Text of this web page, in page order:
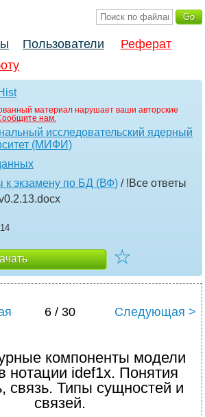
Пользователи
Реферат
материал нарушает ваши авторские
нам.
исследовательский ядерный
(МИФИ)
к экзамену по БД (ВФ) / !Все ответы
.docx
☆
6 / 30 Следующая >
компоненты модели
нотации idef1x. Понятия
связь. Типы сущностей и
связей.